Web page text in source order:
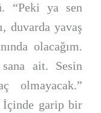
“Peki ya sen
duvarda yavaş
olacağım.
ait. Sesin
olmayacak.”
İçinde garip bir